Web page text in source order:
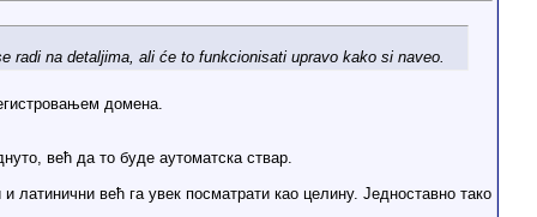
radi na detaljima, ali će to funkcionisati upravo kako si naveo.
домена.
већ да то буде аутоматска ствар.
већ га увек посматрати као целину. Једноставно тако